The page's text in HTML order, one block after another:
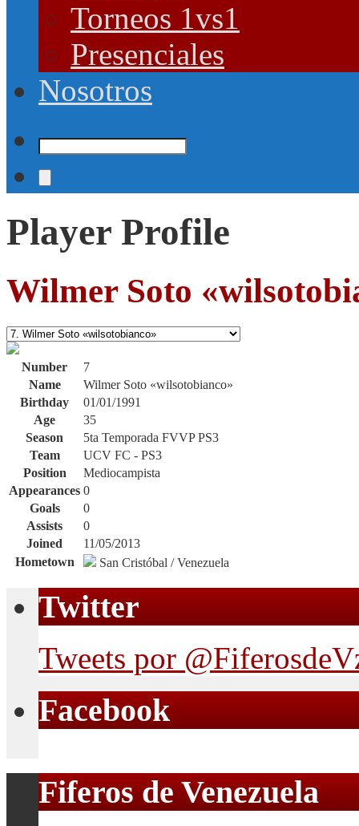
Torneos 1vs1
Presenciales
Nosotros
Player Profile
Wilmer Soto
Number
7
Name
Wilmer Soto «wilsotobianco»
Birthday
01/01/1991
Age
35
Season
5ta Temporada FVVP PS3
Team
UCV FC - PS3
Position
Mediocampista
Appearances 0
Goals
0
Assists
0
Joined
11/05/2013
Hometown
San Cristóbal / Venezuela
Twitter
Tweets por
Facebook
Fiferos de Venezuela